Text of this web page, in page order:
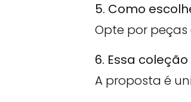
5. Como
Opte por
6. Essa
A proposta é